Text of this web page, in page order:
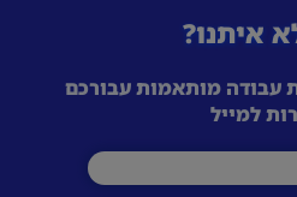
איתנו?
עבודה מותאמות עבורכם
למייל